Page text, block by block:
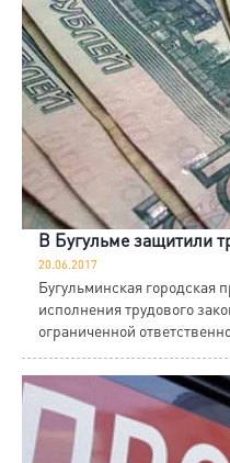
В Бугульме защитили
20.06.2017
Бугульминская городская
исполнения трудового
ограниченной